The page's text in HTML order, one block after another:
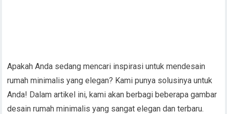
Apakah Anda sedang mencari inspirasi untuk mendesain
rumah minimalis yang elegan? Kami punya solusinya untuk
Anda! Dalam artikel ini, kami akan berbagi beberapa gambar
desain rumah minimalis yang sangat elegan dan terbaru.